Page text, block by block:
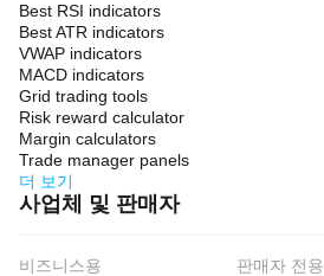
Best RSI indicators
Best ATR indicators
VWAP indicators
MACD indicators
Grid trading tools
Risk reward calculator
Margin calculators
Trade manager panels
더 보기
사업체 및 판매자
비즈니스용
판매자 전용